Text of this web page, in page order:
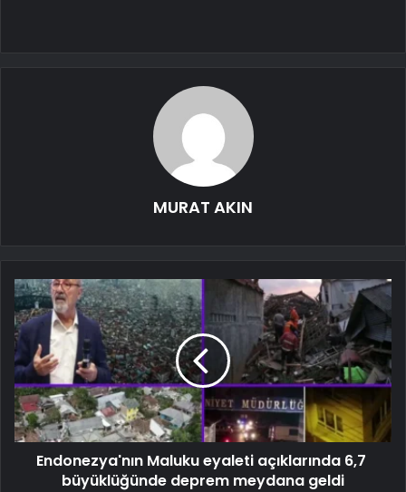
MURAT AKIN
Endonezya'nın Maluku eyaleti açıklarında 6,7 ​​
büyüklüğünde deprem meydana geldi